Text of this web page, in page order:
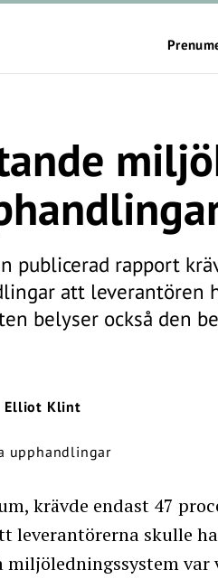
publicerad rapport
att leverantören
belyser också den
Elliot Klint
krävde endast 47
leverantörerna skulle
var